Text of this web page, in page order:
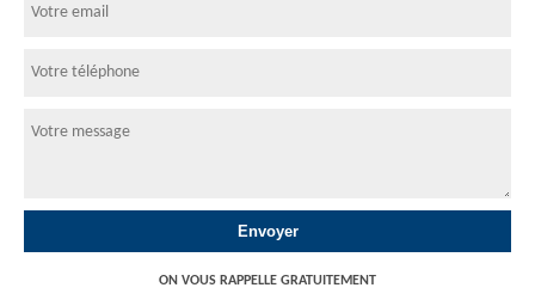
ON VOUS RAPPELLE GRATUITEMENT